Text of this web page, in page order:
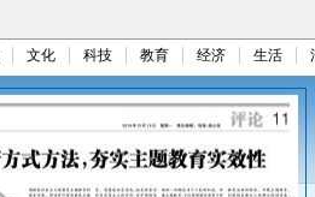
文化 科技 教育 经济 生活